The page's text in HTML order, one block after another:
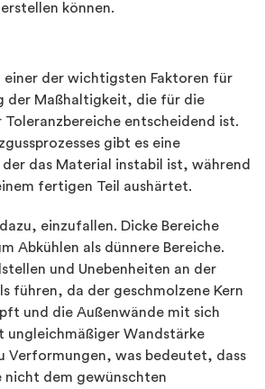
können.
einer der wichtigsten Faktoren für
der Maßhaltigkeit, die für die
Toleranzbereiche entscheidend ist.
gibt es eine
das Material instabil ist, während
fertigen Teil aushärtet.
einzufallen. Dicke Bereiche
Abkühlen als dünnere Bereiche.
und Unebenheiten an der
führen, da der geschmolzene Kern
und die Außenwände mit sich
ungleichmäßiger Wandstärke
Verformungen, was bedeutet, dass
nicht dem gewünschten